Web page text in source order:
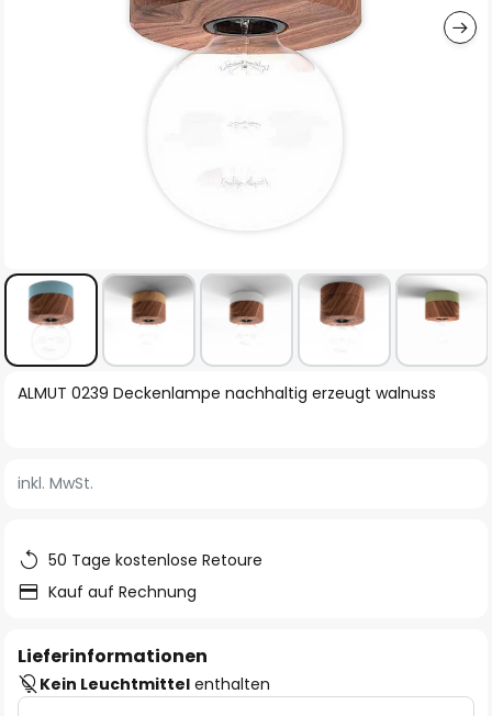
Zum
springen
ALMUT 0239 Deckenlampe nachhaltig erzeugt walnuss
inkl. MwSt.
50 Tage kostenlose Retoure
Kauf auf Rechnung
Lieferinformationen
Kein Leuchtmittel enthalten